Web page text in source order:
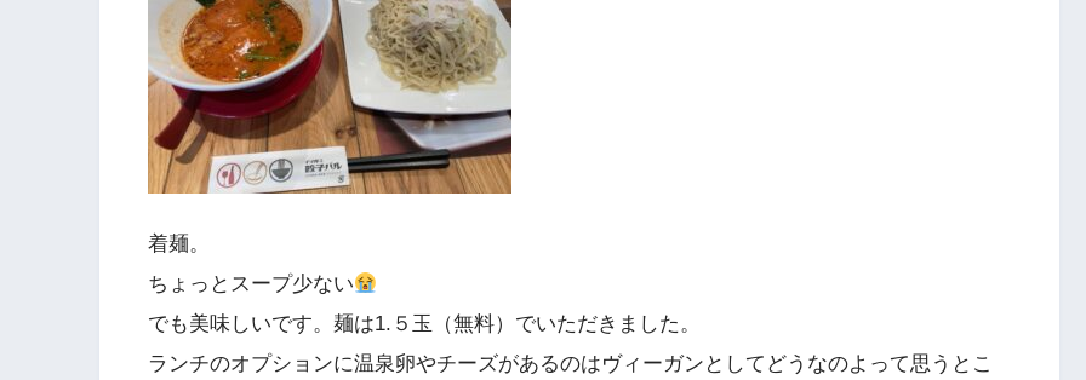
着麺。
ちょっとスープ少ない
でも美味しいです。麺は1.５玉（無料）でいただきました。
ランチのオプションに温泉卵やチーズがあるのはヴィーガンとしてどうなのよって思うとこ